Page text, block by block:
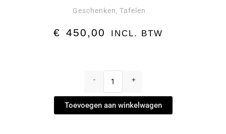
Geschenken , Tafelen
€ 450,00 INCL. BTW
-
Zoutmolen
"Ionic",
Naturel
+
Toevoegen aan winkelwagen